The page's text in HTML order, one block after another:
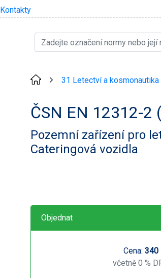
Kontakty
31 Letectví a kosmonautika
ČSN EN 12312-2
Pozemní zařízení pro
Cateringová vozidla
Objednat
Cena: 340
včetně 0 %